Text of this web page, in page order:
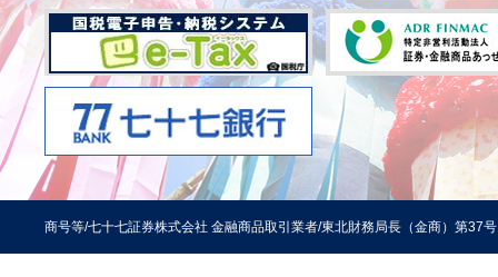
商号等/七十七証券株式会社 金融商品取引業者/東北財務局長（金商）第37